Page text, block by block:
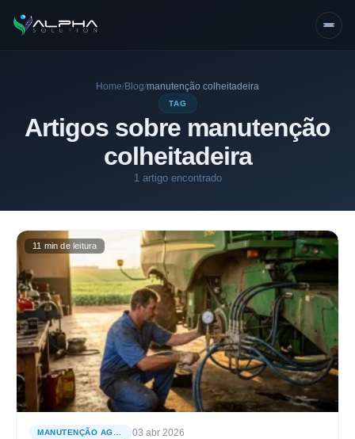
Home/Blog/manutenção colheitadeira
TAG
Artigos sobre manutenção
colheitadeira
1 artigo encontrado
11 min de leitura
03 abr 2026